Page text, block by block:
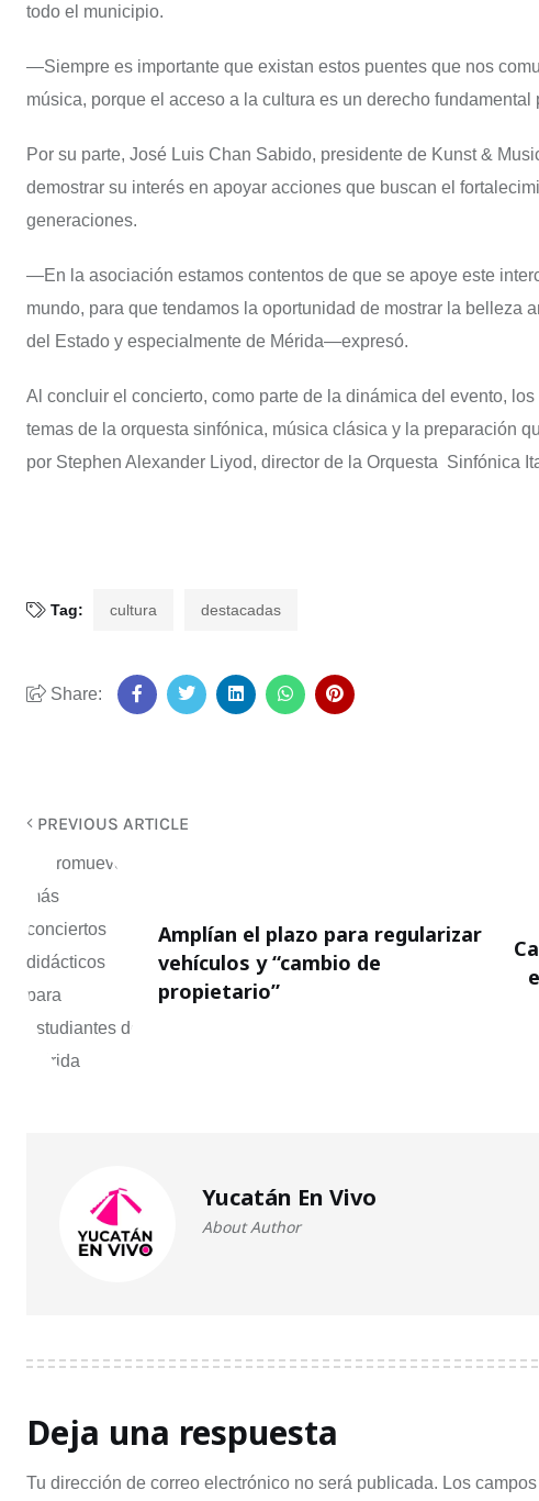
todo el municipio.
—Siempre es importante que existan estos puentes que nos
música, porque el acceso a la cultura es un derecho
Por su parte, José Luis Chan Sabido, presidente de Kunst &
demostrar su interés en apoyar acciones que buscan el
generaciones.
—En la asociación estamos contentos de que se apoye este
mundo, para que tendamos la oportunidad de mostrar la belleza
del Estado y especialmente de Mérida—expresó.
Al concluir el concierto, como parte de la dinámica del evento,
temas de la orquesta sinfónica, música clásica y la preparación
por Stephen Alexander Liyod, director de la Orquesta Sinfónica
Tag: cultura destacadas
Share:
PREVIOUS ARTICLE
Amplían el plazo para regularizar
vehículos y “cambio de
propietario”
Yucatán En Vivo
About Author
Deja una respuesta
Tu dirección de correo electrónico no será publicada. Los